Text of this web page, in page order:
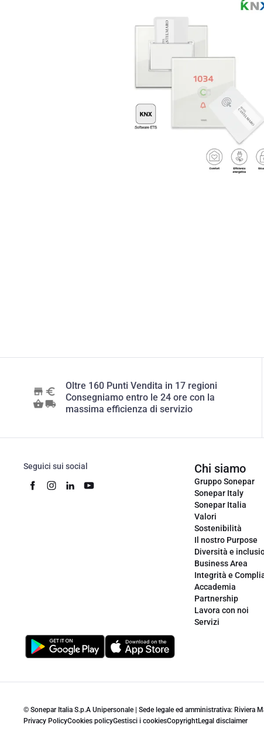
Oltre 160 Punti Vendita in 17 regioni
Consegniamo entro le 24 ore con la
massima efficienza di servizio
Seguici sui social Chi siamo
Gruppo Sonepar
Sonepar Italy
Sonepar Italia
Valori
Sostenibilità
Il nostro Purpose
Diversità e
Business Area
Integrità e
Accademia
Partnership
Lavora con noi
Servizi
© Sonepar Italia S.p.A Unipersonale | Sede legale ed amministrativa: Riviera
Privacy PolicyCookies policyGestisci i cookiesCopyrightLegal disclaimer